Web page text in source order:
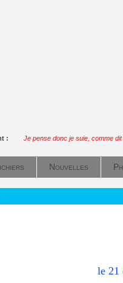
: Je pense donc je suie, comme
Nouvelles
le 21